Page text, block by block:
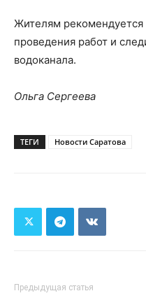
Жителям рекомендуется
проведения работ и
водоканала.
Ольга Сергеева
ТЕГИ Новости Саратова
Предыдущая статья